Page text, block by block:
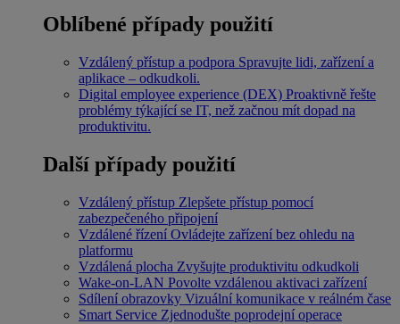
Oblíbené případy použití
Vzdálený přístup a podpora Spravujte lidi, zařízení a
aplikace – odkudkoli.
Digital employee experience (DEX) Proaktivně řešte
problémy týkající se IT, než začnou mít dopad na
produktivitu.
Další případy použití
Vzdálený přístup Zlepšete přístup pomocí
zabezpečeného připojení
Vzdálené řízení Ovládejte zařízení bez ohledu na
platformu
Vzdálená plocha Zvyšujte produktivitu odkudkoli
Wake-on-LAN Povolte vzdálenou aktivaci zařízení
Sdílení obrazovky Vizuální komunikace v reálném čase
Smart Service Zjednodušte poprodejní operace